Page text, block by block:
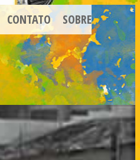
CONTATO SOBRE